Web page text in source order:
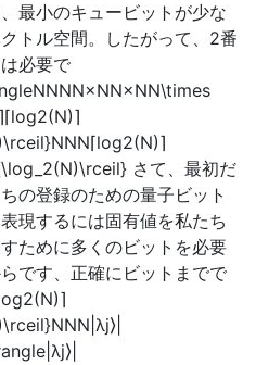
最小のキュービットが少な
トル空間。したがって、2番
必要で
さて、最初だ
の登録のための量子ビット
現するには固有値を私たち
ために多くのビットを必要
です、正確にビットまでで